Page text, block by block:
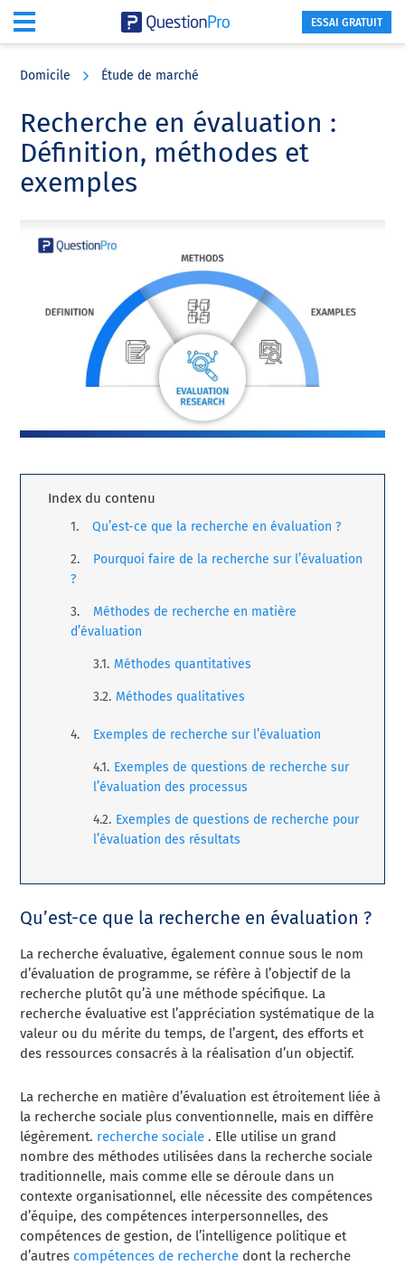
content
sidebar
ESSAI GRATUIT
Domicile Étude de marché
Recherche en évaluation :
Définition, méthodes et
exemples
Index du contenu
Qu’est-ce que la recherche en évaluation ?
Pourquoi faire de la recherche sur l’évaluation
?
Méthodes de recherche en matière
d’évaluation
Méthodes quantitatives
Méthodes qualitatives
Exemples de recherche sur l’évaluation
Exemples de questions de recherche sur
l’évaluation des processus
Exemples de questions de recherche pour
l’évaluation des résultats
Qu’est-ce que la recherche en évaluation ?
La recherche évaluative, également connue sous le nom
d’évaluation de programme, se réfère à l’objectif de la
recherche plutôt qu’à une méthode spécifique. La
recherche évaluative est l’appréciation systématique de la
valeur ou du mérite du temps, de l’argent, des efforts et
des ressources consacrés à la réalisation d’un objectif.
La recherche en matière d’évaluation est étroitement liée à
la recherche sociale plus conventionnelle, mais en diffère
légèrement. recherche sociale . Elle utilise un grand
nombre des méthodes utilisées dans la recherche sociale
traditionnelle, mais comme elle se déroule dans un
contexte organisationnel, elle nécessite des compétences
d’équipe, des compétences interpersonnelles, des
compétences de gestion, de l’intelligence politique et
d’autres compétences de recherche dont la recherche